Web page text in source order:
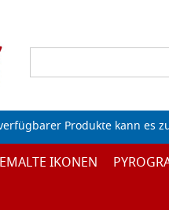
Produkte kann es
IKONEN